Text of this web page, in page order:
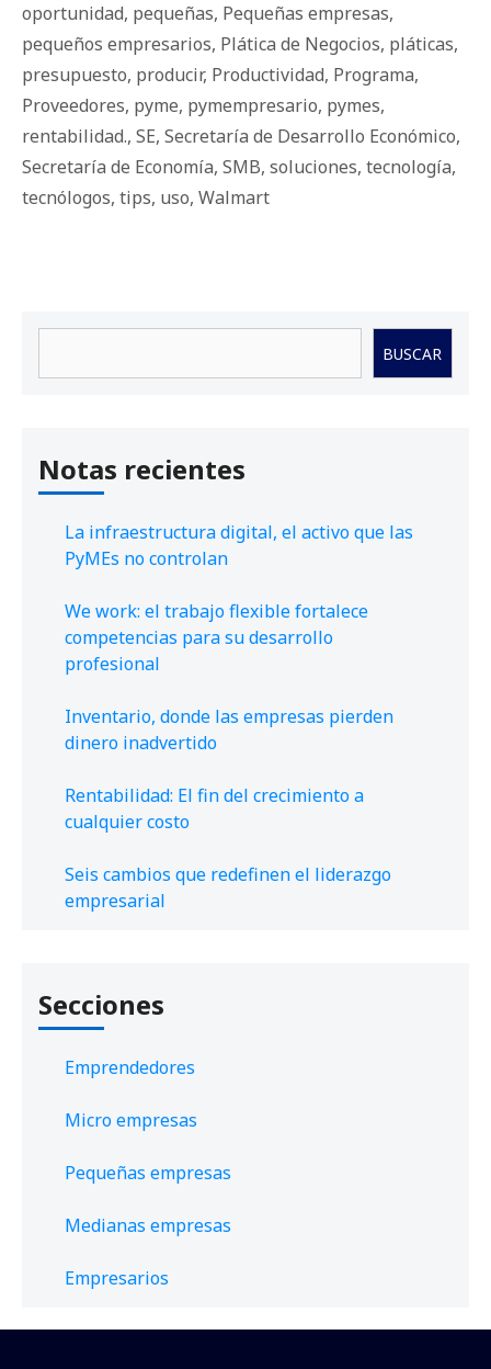
oportunidad, pequeñas, Pequeñas empresas,
pequeños empresarios, Plática de Negocios, pláticas,
presupuesto, producir, Productividad, Programa,
Proveedores, pyme, pymempresario, pymes,
rentabilidad., SE, Secretaría de Desarrollo Económico,
Secretaría de Economía, SMB, soluciones, tecnología,
tecnólogos, tips, uso, Walmart
BUSCAR
Notas recientes
La infraestructura digital, el activo que las
PyMEs no controlan
We work: el trabajo flexible fortalece
competencias para su desarrollo
profesional
Inventario, donde las empresas pierden
dinero inadvertido
Rentabilidad: El fin del crecimiento a
cualquier costo
Seis cambios que redefinen el liderazgo
empresarial
Secciones
Emprendedores
Micro empresas
Pequeñas empresas
Medianas empresas
Empresarios